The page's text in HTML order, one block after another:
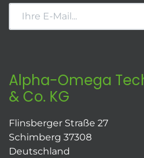
Alpha-Omega
& Co. KG
Flinsberger Straße 27
Schimberg 37308
Deutschland